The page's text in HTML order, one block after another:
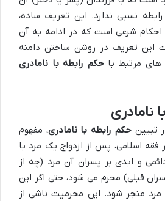
رابطه نسبی ندارد. این تعریف ساده،
شرعی است که در ادامه به آن
این تعریف در روشن ساختن دامنه
های مرتبط باحکم رابطه با نامادری
نامادری
تبیینحکم رابطه با نامادری، مفهوم
اسلامی، پس از ازدواج یک مرد با
و ابدی بر پسران آن مرد (چه از
قبلی) محرم می شود، حتی اگر این
مرد منجر شود. این محرمیت ناشی از